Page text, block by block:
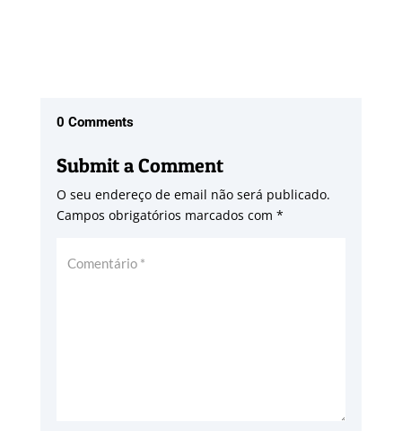
0 Comments
Submit a Comment
O seu endereço de email não será publicado.
Campos obrigatórios marcados com *